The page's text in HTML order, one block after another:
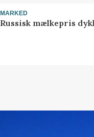
MARKED
Russisk mælkepris